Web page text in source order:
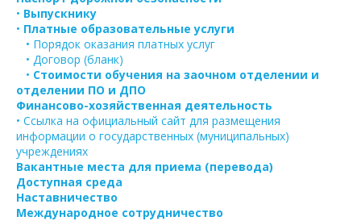
• Выпускнику
• Платные образовательные услуги
• Порядок оказания платных услуг
• Договор (бланк)
• Стоимости обучения на заочном отделении и
отделении ПО и ДПО
Финансово-хозяйственная деятельность
• Ссылка на официальный сайт для размещения
информации о государственных (муниципальных)
учреждениях
Вакантные места для приема (перевода)
Доступная среда
Наставничество
Международное сотрудничество